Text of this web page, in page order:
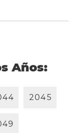
Años:
44 2045
49